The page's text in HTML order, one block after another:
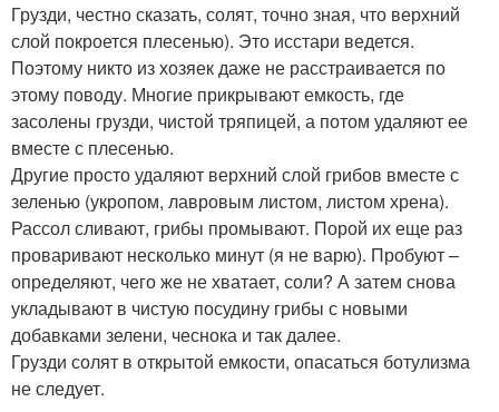
Грузди, честно сказать, солят, точно зная, что верхний
слой покроется плесенью). Это исстари ведется.
Поэтому никто из хозяек даже не расстраивается по
этому поводу. Многие прикрывают емкость, где
засолены грузди, чистой тряпицей, а потом удаляют ее
вместе с плесенью.
Другие просто удаляют верхний слой грибов вместе с
зеленью (укропом, лавровым листом, листом хрена).
Рассол сливают, грибы промывают. Порой их еще раз
проваривают несколько минут (я не варю). Пробуют –
определяют, чего же не хватает, соли? А затем снова
укладывают в чистую посудину грибы с новыми
добавками зелени, чеснока и так далее.
Грузди солят в открытой емкости, опасаться ботулизма
не следует.